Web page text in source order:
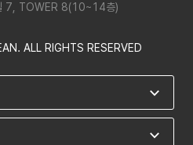
7, TOWER 8(10~14층)
ALL RIGHTS RESERVED